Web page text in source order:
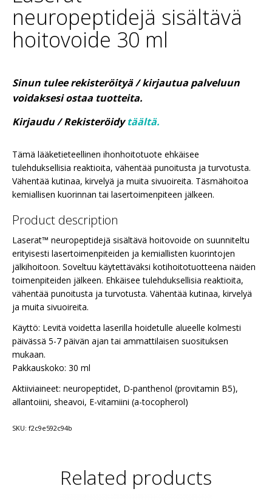
neuropeptidejä sisältävä
hoitovoide 30 ml
Sinun tulee rekisteröityä / kirjautua palveluun
voidaksesi ostaa tuotteita.
Kirjaudu / Rekisteröidytäältä.
Tämä lääketieteellinen ihonhoitotuote ehkäisee
tulehduksellisia reaktioita, vähentää punoitusta ja turvotusta.
Vähentää kutinaa, kirvelyä ja muita sivuoireita. Täsmähoitoa
kemiallisen kuorinnan tai lasertoimenpiteen jälkeen.
Product description
Laserat™ neuropeptidejä sisältävä hoitovoide on suunniteltu
erityisesti lasertoimenpiteiden ja kemiallisten kuorintojen
jälkihoitoon. Soveltuu käytettäväksi kotihoitotuotteena näiden
toimenpiteiden jälkeen. Ehkäisee tulehduksellisia reaktioita,
vähentää punoitusta ja turvotusta. Vähentää kutinaa, kirvelyä
ja muita sivuoireita.
Käyttö: Levitä voidetta laserilla hoidetulle alueelle kolmesti
päivässä 5-7 päivän ajan tai ammattilaisen suosituksen
mukaan.
Pakkauskoko: 30 ml
Aktiiviaineet: neuropeptidet, D-panthenol (provitamin B5),
allantoiini, sheavoi, E-vitamiini (a-tocopherol)
SKU: f2c9e592c94b
Related products